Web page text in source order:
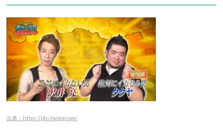
出典：https://pbs.twimg.com/